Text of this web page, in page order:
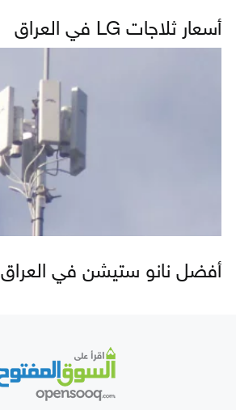
أسعار ثلاجات LG في العراق
أفضل نانو ستيشن في العراق